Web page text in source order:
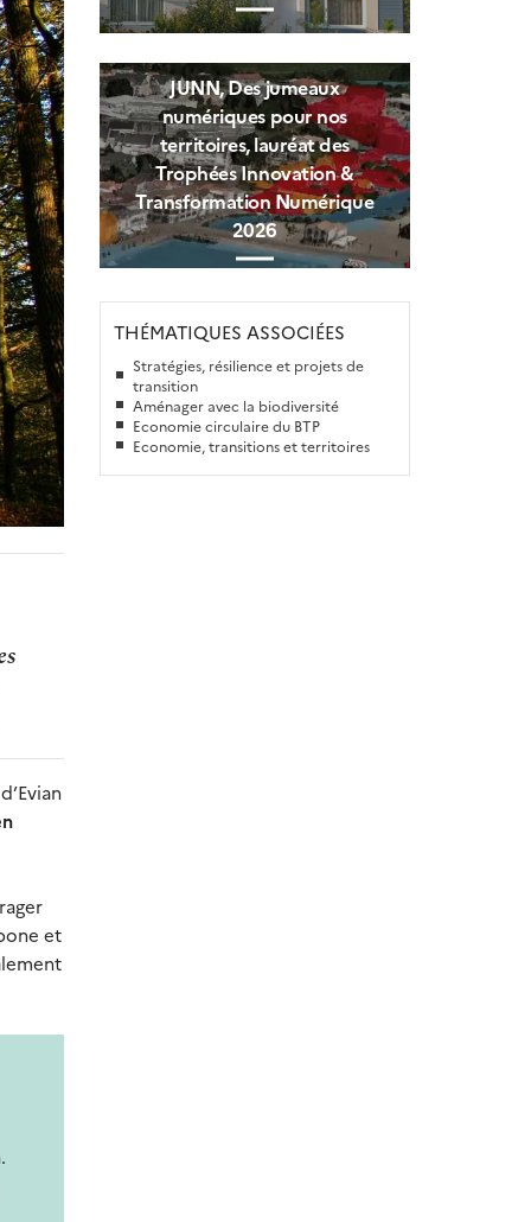
et
JUNN, Des jumeaux
numériques pour nos
territoires, lauréat des
Trophées Innovation &
Transformation Numérique
2026
THÉMATIQUES ASSOCIÉES
Stratégies, résilience et projets de
transition
Aménager avec la biodiversité
Economie circulaire du BTP
Economie, transitions et territoires